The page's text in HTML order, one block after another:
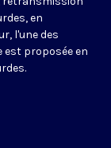
en
l'une des
est proposée en